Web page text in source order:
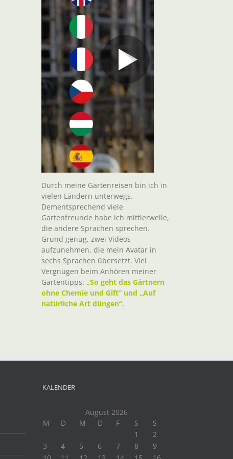
Durch meine Gartenreisen bin ich in
vielen Ländern unterwegs.
Dementsprechend viele
Gartenfreunde habe ich mittlerweile,
die andere Sprachen sprechen.
Grund genug, zwei Videos
aufzunehmen, die mein Avatar in
sechs Sprachen übersetzt. Viel
Vergnügen beim Anhören meiner
Gartentipps: „So geht das Gärtnern
ohne Chemie und Gift“ und „Auf
natürliche Art düngen“.
KALENDER
August 2026
M
D M D F S
S
1
2
3
4 5 6 7 8
9